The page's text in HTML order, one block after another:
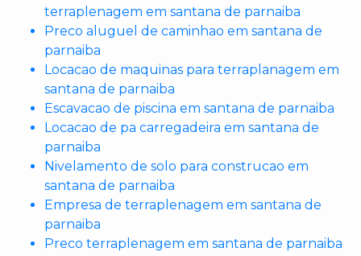
terraplenagem em santana de parnaiba
Preco aluguel de caminhao em santana de
parnaiba
Locacao de maquinas para terraplanagem em
santana de parnaiba
Escavacao de piscina em santana de parnaiba
Locacao de pa carregadeira em santana de
parnaiba
Nivelamento de solo para construcao em
santana de parnaiba
Empresa de terraplenagem em santana de
parnaiba
Preco terraplenagem em santana de parnaiba